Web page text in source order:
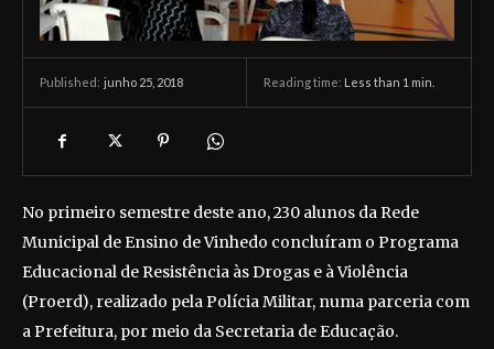
Published: junho 25, 2018 Reading time: Less than 1 min.
No primeiro semestre deste ano, 230 alunos da Rede
Municipal de Ensino de Vinhedo concluíram o Programa
Educacional de Resistência às Drogas e à Violência
(Proerd), realizado pela Polícia Militar, numa parceria com
a Prefeitura, por meio da Secretaria de Educação.